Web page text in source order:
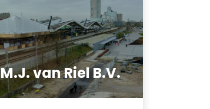
M.J. van Riel B.V.